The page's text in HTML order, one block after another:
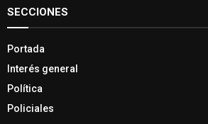
SECCIONES
Portada
Interés general
Política
Policiales